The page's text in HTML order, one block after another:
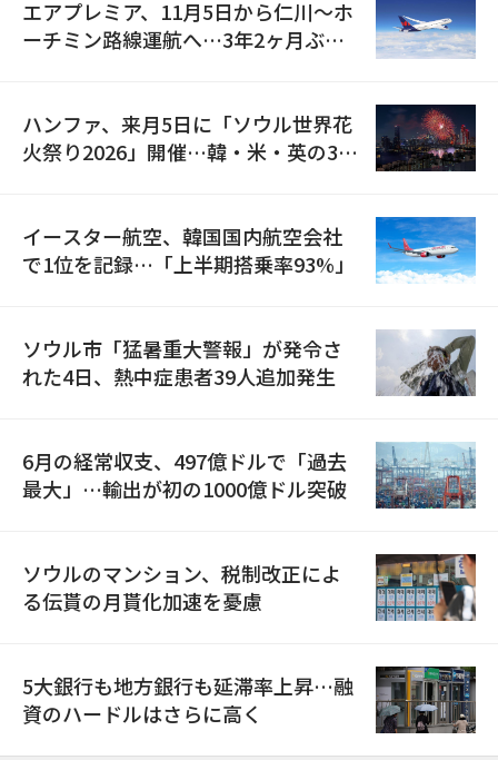
エアプレミア、11月5日から仁川〜ホ
ーチミン路線運航へ…3年2ヶ月ぶり
ハンファ、来月5日に「ソウル世界花
火祭り2026」開催…韓・米・英の3カ
イースター航空、韓国国内航空会社
で1位を記録…「上半期搭乗率93%」
ソウル市「猛暑重大警報」が発令さ
れた4日、熱中症患者39人追加発生
6月の経常収支、497億ドルで「過去
最大」…輸出が初の1000億ドル突破
ソウルのマンション、税制改正によ
る伝貰の月貰化加速を憂慮
5大銀行も地方銀行も延滞率上昇…融
資のハードルはさらに高く